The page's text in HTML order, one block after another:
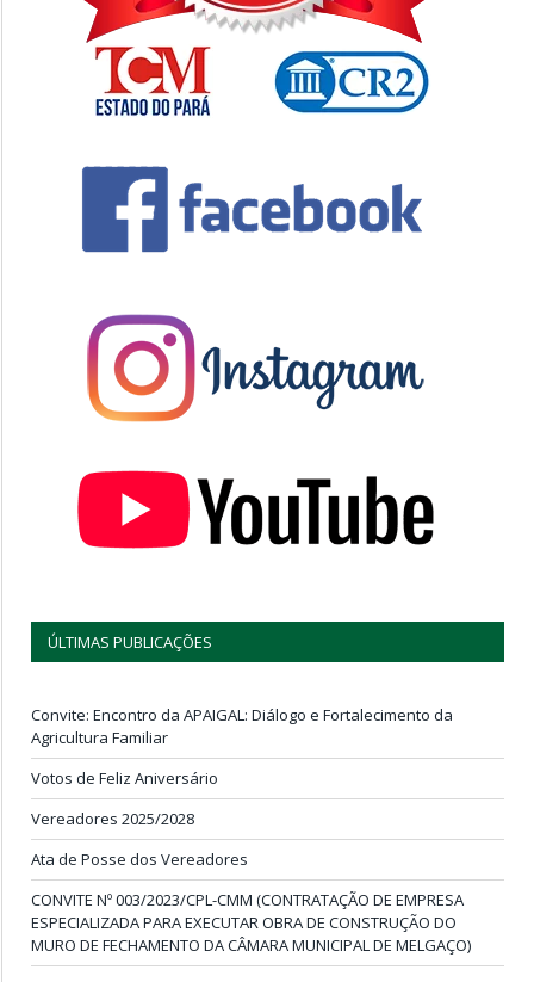
ÚLTIMAS PUBLICAÇÕES
Convite: Encontro da APAIGAL: Diálogo e Fortalecimento da
Agricultura Familiar
Votos de Feliz Aniversário
Vereadores 2025/2028
Ata de Posse dos Vereadores
CONVITE Nº 003/2023/CPL-CMM (CONTRATAÇÃO DE EMPRESA
ESPECIALIZADA PARA EXECUTAR OBRA DE CONSTRUÇÃO DO
MURO DE FECHAMENTO DA CÂMARA MUNICIPAL DE MELGAÇO)